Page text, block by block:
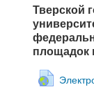
Тверской
площадок